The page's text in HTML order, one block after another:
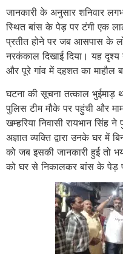
जानकारी के अनुसार शनिवार
स्थित बांस के पेड़ पर टंगी एक
प्रतीत होने पर जब आसपास के
नरकंकाल दिखाई दिया। यह दृश्य
और पूरे गांव में दहशत का माहौल
घटना की सूचना तत्काल भुईमाड़
पुलिस टीम मौके पर पहुंची और
खम्हरिया निवासी रायभान सिंह
अज्ञात व्यक्ति द्वारा उनके घर में
को जब इसकी जानकारी हुई तो
को घर से निकालकर बांस के पेड़